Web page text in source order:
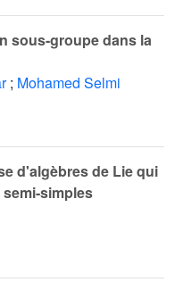
sous-groupe dans la
; Mohamed Selmi
d'algèbres de Lie qui
simples